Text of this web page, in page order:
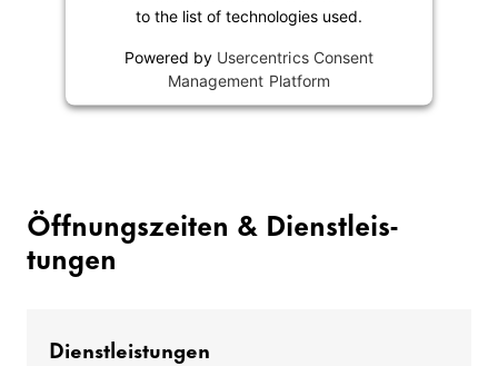
to the list of tech­no­lo­gies used.
Powered by User­cen­trics Consent
Manage­ment Plat­form
Öffnungs­zeiten & Dienst­leis­
tungen
Dienst­leis­tungen